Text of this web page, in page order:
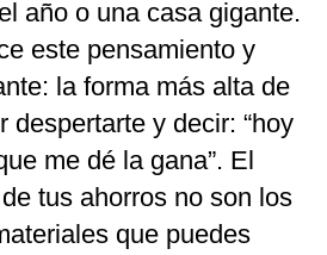
año o una casa gigante.
este pensamiento y
la forma más alta de
despertarte y decir: “hoy
me dé la gana”. El
tus ahorros no son los
que puedes